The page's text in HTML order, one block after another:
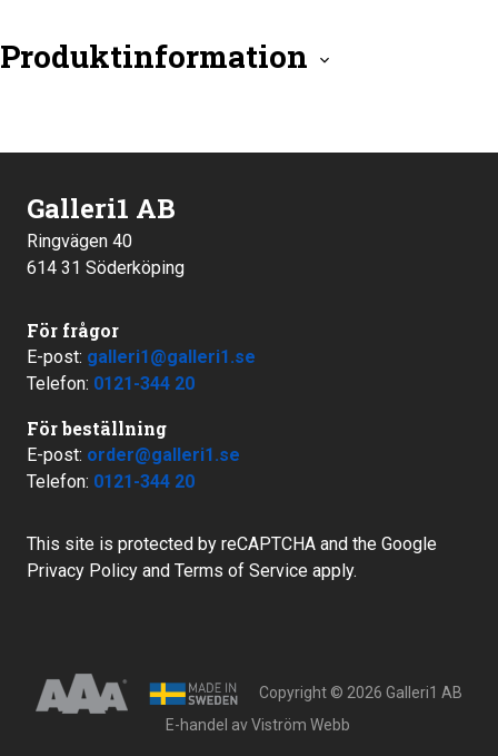
Produktinformation
Galleri1 AB
Ringvägen 40
614 31 Söderköping
För frågor
E-post: galleri1@galleri1.se
Telefon: 0121-344 20
För beställning
E-post: order@galleri1.se
Telefon: 0121-344 20
This site is protected by reCAPTCHA and the Google
Privacy Policy and Terms of Service apply.
Copyright © 2026 Galleri1 AB
E-handel avViström Webb